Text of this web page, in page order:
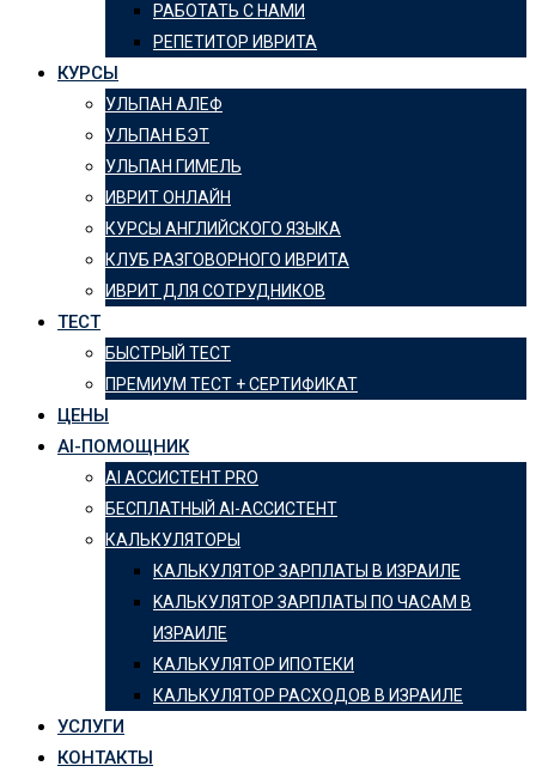
РАБОТАТЬ С НАМИ
РЕПЕТИТОР ИВРИТА
КУРСЫ
УЛЬПАН АЛЕФ
УЛЬПАН БЭТ
УЛЬПАН ГИМЕЛЬ
ИВРИТ ОНЛАЙН
КУРСЫ АНГЛИЙСКОГО ЯЗЫКА
КЛУБ РАЗГОВОРНОГО ИВРИТА
ИВРИТ ДЛЯ СОТРУДНИКОВ
ТЕСТ
БЫСТРЫЙ ТЕСТ
ПРЕМИУМ ТЕСТ + СЕРТИФИКАТ
ЦЕНЫ
AI-ПОМОЩНИК
AI АССИСТЕНТ PRO
БЕСПЛАТНЫЙ AI-АССИСТЕНТ
КАЛЬКУЛЯТОРЫ
КАЛЬКУЛЯТОР ЗАРПЛАТЫ В ИЗРАИЛЕ
KАЛЬКУЛЯТОР ЗАРПЛАТЫ ПО ЧАСАМ В
ИЗРАИЛЕ
КАЛЬКУЛЯТОР ИПОТЕКИ
КАЛЬКУЛЯТОР РАСХОДОВ В ИЗРАИЛЕ
УСЛУГИ
КОНТАКТЫ